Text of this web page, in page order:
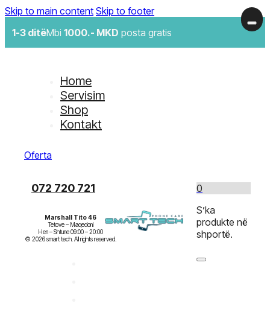
Skip to main content Skip to footer
1-3 ditëMbi 1000.- MKD posta gratis
Home
Servisim
Shop
Kontakt
Oferta
072 720 721
Marshall Tito 46
Tetove – Maqedoni
Hen – Shtune 09:00 – 20:00
0
S’ka
produkte në
shportë.